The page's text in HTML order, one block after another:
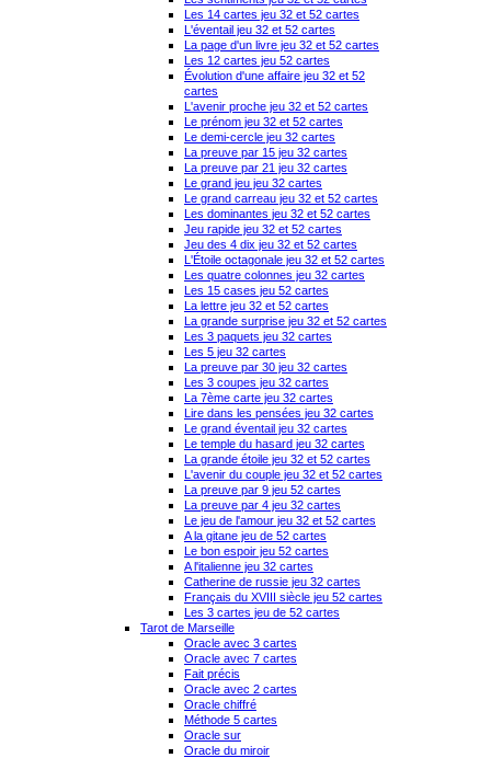
Les 14 cartes jeu 32 et 52 cartes
L'éventail jeu 32 et 52 cartes
La page d'un livre jeu 32 et 52 cartes
Les 12 cartes jeu 52 cartes
Évolution d'une affaire jeu 32 et 52
cartes
L'avenir proche jeu 32 et 52 cartes
Le prénom jeu 32 et 52 cartes
Le demi-cercle jeu 32 cartes
La preuve par 15 jeu 32 cartes
La preuve par 21 jeu 32 cartes
Le grand jeu jeu 32 cartes
Le grand carreau jeu 32 et 52 cartes
Les dominantes jeu 32 et 52 cartes
Jeu rapide jeu 32 et 52 cartes
Jeu des 4 dix jeu 32 et 52 cartes
L'Étoile octagonale jeu 32 et 52 cartes
Les quatre colonnes jeu 32 cartes
Les 15 cases jeu 52 cartes
La lettre jeu 32 et 52 cartes
La grande surprise jeu 32 et 52 cartes
Les 3 paquets jeu 32 cartes
Les 5 jeu 32 cartes
La preuve par 30 jeu 32 cartes
Les 3 coupes jeu 32 cartes
La 7ème carte jeu 32 cartes
Lire dans les pensées jeu 32 cartes
Le grand éventail jeu 32 cartes
Le temple du hasard jeu 32 cartes
La grande étoile jeu 32 et 52 cartes
L'avenir du couple jeu 32 et 52 cartes
La preuve par 9 jeu 52 cartes
La preuve par 4 jeu 32 cartes
Le jeu de l'amour jeu 32 et 52 cartes
A la gitane jeu de 52 cartes
Le bon espoir jeu 52 cartes
A l'italienne jeu 32 cartes
Catherine de russie jeu 32 cartes
Français du XVIII siècle jeu 52 cartes
Les 3 cartes jeu de 52 cartes
Tarot de Marseille
Oracle avec 3 cartes
Oracle avec 7 cartes
Fait précis
Oracle avec 2 cartes
Oracle chiffré
Méthode 5 cartes
Oracle sur
Oracle du miroir